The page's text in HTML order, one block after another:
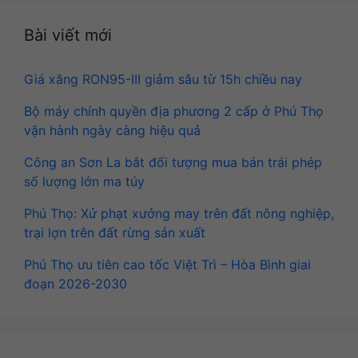
Bài viết mới
Giá xăng RON95-III giảm sâu từ 15h chiều nay
Bộ máy chính quyền địa phương 2 cấp ở Phú Thọ
vận hành ngày càng hiệu quả
Công an Sơn La bắt đối tượng mua bán trái phép
số lượng lớn ma túy
Phú Thọ: Xử phạt xưởng may trên đất nông nghiệp,
trại lợn trên đất rừng sản xuất
Phú Thọ ưu tiên cao tốc Việt Trì – Hòa Bình giai
đoạn 2026-2030